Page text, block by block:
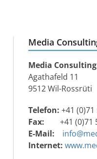
Media
Media
Agathafeld 11
9512 Wil-Rossrüti
Telefon: +41
Fax: +41 (0)71
E-Mail:
Internet: